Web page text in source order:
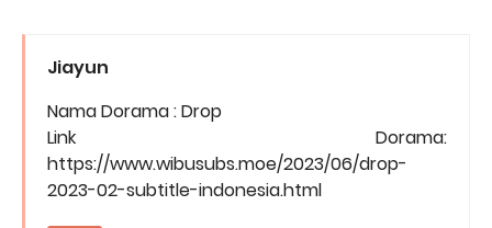
Jiayun
Nama Dorama : Drop
Link Dorama:
https://www.wibusubs.moe/2023/06/drop-
2023-02-subtitle-indonesia.html